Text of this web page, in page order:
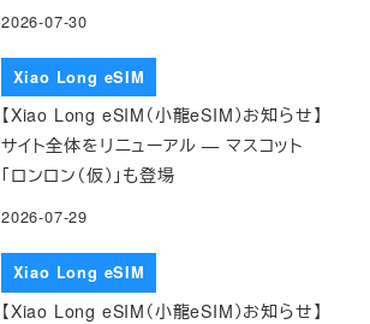
2026-07-30
Xiao Long eSIM
【Xiao Long eSIM（小龍eSIM）お知らせ】
サイト全体をリニューアル — マスコット
「ロンロン（仮）」も登場
2026-07-29
Xiao Long eSIM
【Xiao Long eSIM（小龍eSIM）お知らせ】